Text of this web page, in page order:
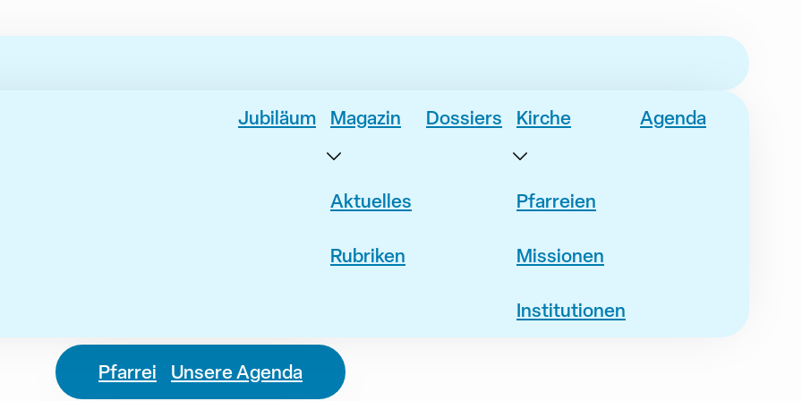
Jubiläum Magazin
Aktuelles
Rubriken
Dossiers Kirche
Pfarreien
Missionen
Institutionen
Agenda
Pfarrei Unsere Agenda